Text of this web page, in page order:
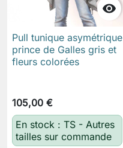

Pull tunique asymétrique
prince de Galles gris et
fleurs colorées
105,00 €
En stock : TS - Autres
tailles sur commande